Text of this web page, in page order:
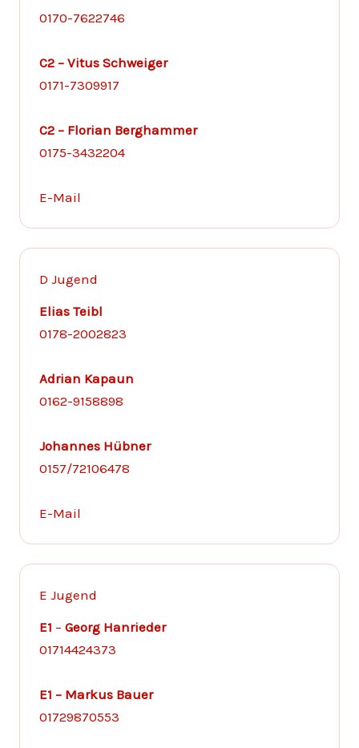
0170-7622746
C2 – Vitus Schweiger
0171-7309917
C2 – Florian Berghammer
0175-3432204
E-Mail
D Jugend
Elias Teibl
0178-2002823
Adrian Kapaun
0162-9158898
Johannes Hübner
0157/72106478
E-Mail
E Jugend
E1 – Georg Hanrieder
01714424373
E1 – Markus Bauer
01729870553